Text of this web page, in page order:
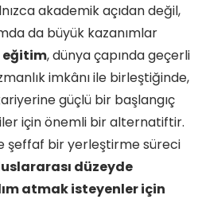
akademik açıdan değil,
da büyük kazanımlar
eğitim, dünya çapında geçerli
imkânı ile birleştiğinde,
güçlü bir başlangıç
için önemli bir alternatiftir.
şeffaf bir yerleştirme süreci
düzeyde
atmak isteyenler için